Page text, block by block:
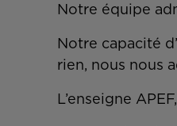
Notre équipe
Notre capacité
rien, nous nous
L’enseigne